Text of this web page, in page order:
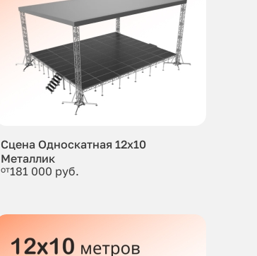
Сцена Односкатная 12x10
Металлик
от181 000 руб.